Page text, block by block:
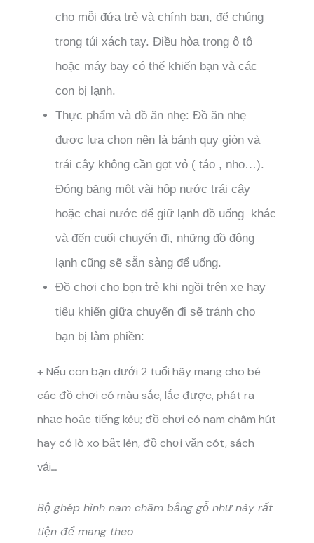
cho mỗi đứa trẻ và chính bạn, để chúng
trong túi xách tay. Điều hòa trong ô tô
hoặc máy bay có thể khiến bạn và các
con bị lạnh.
Thực phẩm và đồ ăn nhẹ: Đồ ăn nhẹ
được lựa chọn nên là bánh quy giòn và
trái cây không cần gọt vỏ ( táo , nho…).
Đóng băng một vài hộp nước trái cây
hoặc chai nước để giữ lạnh đồ uống khác
và đến cuối chuyến đi, những đồ đông
lạnh cũng sẽ sẵn sàng để uống.
Đồ chơi cho bọn trẻ khi ngồi trên xe hay
tiêu khiển giữa chuyến đi sẽ tránh cho
bạn bị làm phiền:
+ Nếu con bạn dưới 2 tuổi hãy mang cho bé
các đồ chơi có màu sắc, lắc được, phát ra
nhạc hoặc tiếng kêu; đồ chơi có nam châm hút
hay có lò xo bật lên, đồ chơi vặn cót, sách
vải…
Bộ ghép hình nam châm bằng gỗ như này rất
tiện để mang theo